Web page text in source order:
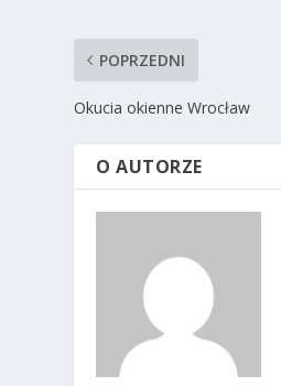
POPRZEDNI
Okucia okienne Wrocław
O AUTORZE